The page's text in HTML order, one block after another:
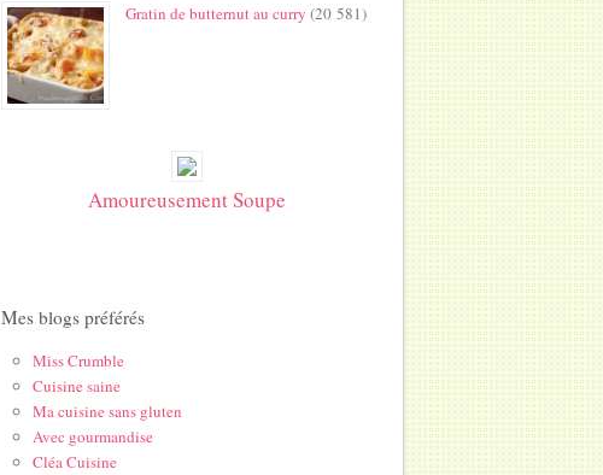
Gratin de butternut au curry (20 581)
Amoureusement Soupe
Mes blogs préférés
Miss Crumble
Cuisine saine
Ma cuisine sans gluten
Avec gourmandise
Cléa Cuisine